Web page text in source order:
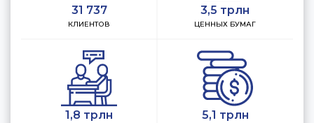
31 737
КЛИЕНТОВ
3,5 трлн
ЦЕННЫХ БУМАГ
1,8 трлн 5,1 трлн